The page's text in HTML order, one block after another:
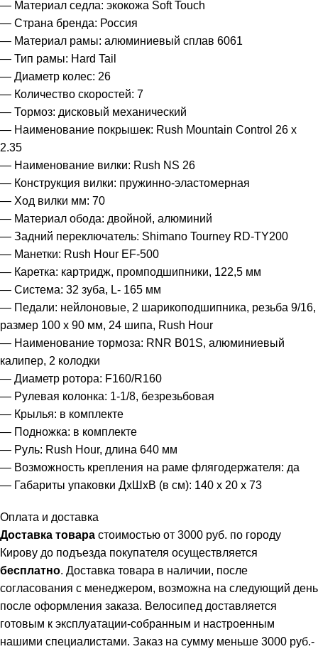
— Материал седла: экокожа Soft Touch
— Страна бренда: Россия
— Материал рамы: алюминиевый сплав 6061
— Тип рамы: Hard Tail
— Диаметр колес: 26
— Количество скоростей: 7
— Тормоз: дисковый механический
— Наименование покрышек: Rush Mountain Control 26 x
2.35
— Наименование вилки: Rush NS 26
— Конструкция вилки: пружинно-эластомерная
— Ход вилки мм: 70
— Материал обода: двойной, алюминий
— Задний переключатель: Shimano Tourney RD-TY200
— Манетки: Rush Hour EF-500
— Каретка: картридж, промподшипники, 122,5 мм
— Система: 32 зуба, L- 165 мм
— Педали: нейлоновые, 2 шарикоподшипника, резьба 9/16,
размер 100 x 90 мм, 24 шипа, Rush Hour
— Наименование тормоза: RNR B01S, алюминиевый
калипер, 2 колодки
— Диаметр ротора: F160/R160
— Рулевая колонка: 1-1/8, безрезьбовая
— Крылья: в комплекте
— Подножка: в комплекте
— Руль: Rush Hour, длина 640 мм
— Возможность крепления на раме флягодержателя: да
— Габариты упаковки ДхШхВ (в см): 140 х 20 х 73
Оплата и доставка
Доставка товара стоимостью от 3000 руб. по городу
Кирову до подъезда покупателя осуществляется
бесплатно. Доставка товара в наличии, после
согласования с менеджером, возможна на следующий день
после оформления заказа. Велосипед доставляется
готовым к эксплуатации-собранным и настроенным
нашими специалистами. Заказ на сумму меньше 3000 руб.-